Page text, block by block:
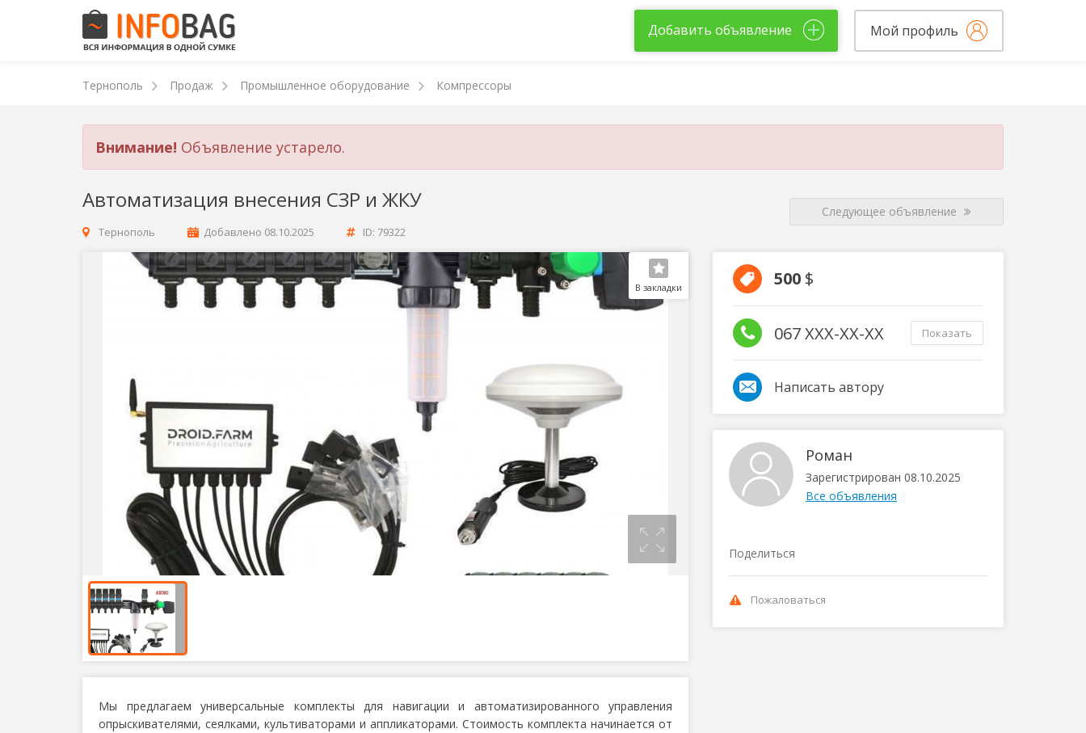
Добавить объявление Мой профиль
Тернополь Продаж Промышленное оборудование Компрессоры
Внимание! Объявление устарело.
Автоматизация внесения СЗР и ЖКУ
Тернополь Добавлено 08.10.2025 ID: 79322
Следующее объявление
В закладки
Мы предлагаем универсальные комплекты для навигации и автоматизированного управления
опрыскивателями, сеялками, культиваторами и аппликаторами. Стоимость комплекта начинается от
500 $
067 XXX-XX-XX Показать
Написать автору
Роман
Зарегистрирован 08.10.2025
Все объявления
Поделиться
Пожаловаться